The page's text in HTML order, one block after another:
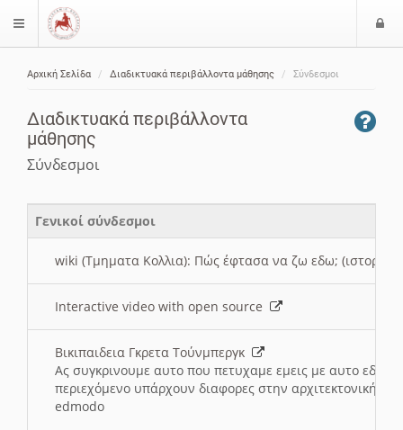
$langMenu
Αρχική Σελίδα Διαδικτυακά περιβάλλοντα μάθησης Σύνδεσμοι
Διαδικτυακά περιβάλλοντα
μάθησης
Σύνδεσμοι
Γενικοί σύνδεσμοι
wiki (Τμηματα Κολλια): Πώς έφτασα να ζω εδω; (ιστορια)
Interactive video with open source
Βικιπαιδεια Γκρετα Τούνμπεργκ
Ας συγκρινουμε αυτο που πετυχαμε εμεις με αυτο εδω
περιεχόμενο υπάρχουν διαφορες στην αρχιτεκτονική
edmodo